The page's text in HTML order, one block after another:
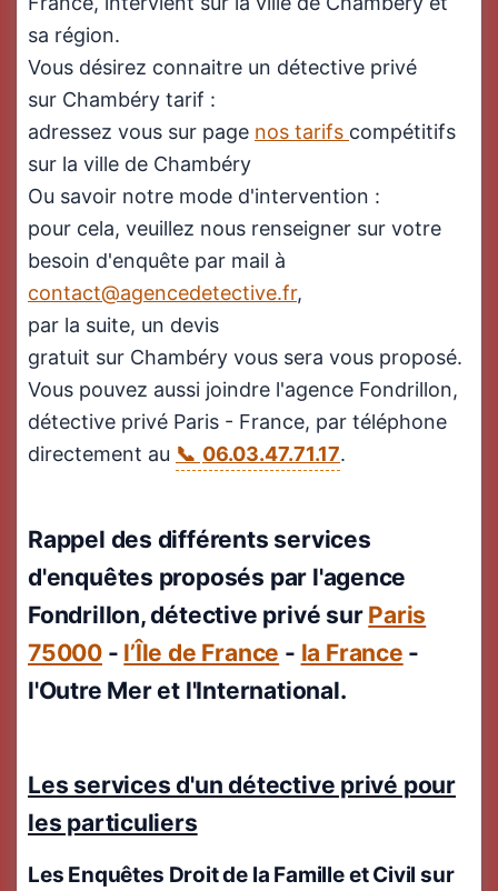
sa région.
Vous désirez connaitre un détective privé
sur Chambéry tarif :
adressez vous sur page nos tarifs compétitifs
sur la ville de Chambéry
Ou savoir notre mode d'intervention :
pour cela, veuillez nous renseigner sur votre
besoin d'enquête par mail à
contact@agencedetective.fr,
par la suite, un devis
gratuit sur Chambéry vous sera vous proposé.
Vous pouvez aussi joindre l'agence Fondrillon,
détective privé Paris - France, par téléphone
directement au
06.03.47.71.17.
Rappel des différents services
d'enquêtes proposés par l'agence
Fondrillon, détective privé sur Paris
75000- l’Île de France - la France -
l'Outre Mer et l'International.
Les services d'un détective privé pour
les particuliers
Les Enquêtes Droit de la Famille et Civilsur